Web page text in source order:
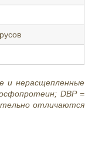
и нерасщепленные
DBP =
отличаются